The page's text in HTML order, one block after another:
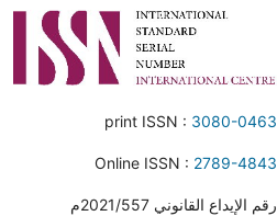
print ISSN : 3080-0463
Online ISSN : 2789-4843
رقم الإيداع القانوني 2021/557م